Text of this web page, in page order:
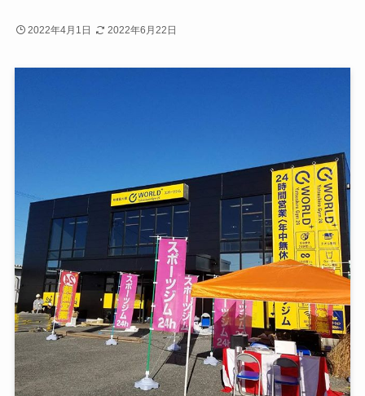
2022年4月1日 2022年6月22日